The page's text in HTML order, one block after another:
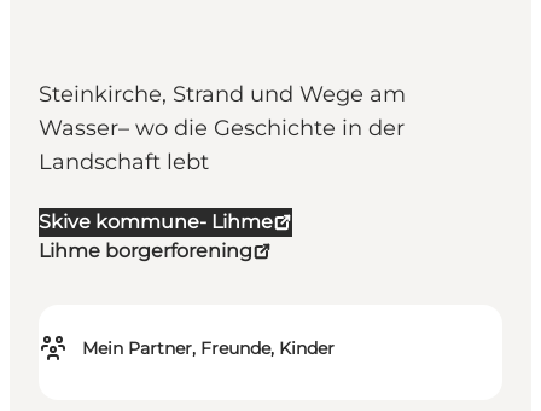
Steinkirche, Strand und Wege am
Wasser– wo die Geschichte in der
Landschaft lebt
Skive kommune- Lihme
Lihme borgerforening
Mein Partner, Freunde, Kinder